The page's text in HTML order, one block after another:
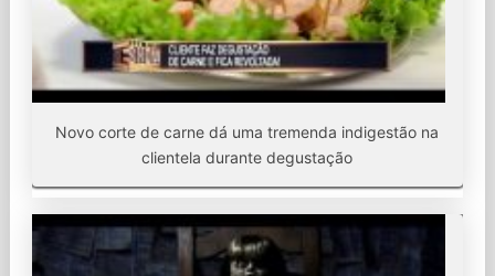
Novo corte de carne dá uma tremenda indigestão na
clientela durante degustação